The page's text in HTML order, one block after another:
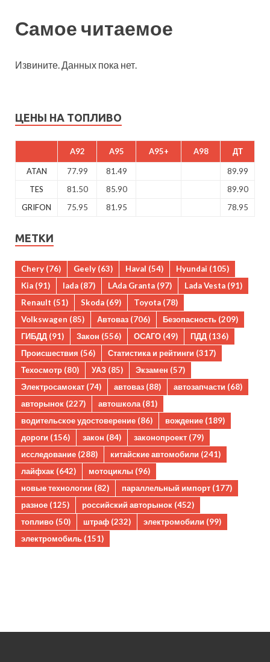
Самое читаемое
Извините. Данных пока нет.
ЦЕНЫ НА ТОПЛИВО
A92 A95 A95+ A98 ДТ
ATAN 77.99 81.49
89.99
TES
81.50 85.90
89.90
GRIFON
75.95 81.95 78.95
МЕТКИ
Chery (76) Geely (63) Haval (54) Hyundai (105)
Kia (91) lada (87) LAda Granta (97) Lada Vesta (91)
Renault (51) Skoda (69) Toyota (78)
Volkswagen (85) Автоваз (706) Безопасность (209)
ГИБДД (91) Закон (556) ОСАГО (49) ПДД (136)
Происшествия (56) Статистика и рейтинги (317)
Техосмотр (80) УАЗ (85) Экзамен (57)
Электросамокат (74) автоваз (88) автозапчасти (68)
авторынок (227) автошкола(81)
водительское удостоверение (86) вождение (189)
дороги (156) закон (84) законопроект (79)
исследование (288) китайские автомобили (241)
лайфхак (642) мотоциклы (96)
новые технологии (82) параллельный импорт (177)
разное (125) российский авторынок (452)
топливо (50) штраф (232) электромобили (99)
электромобиль (151)